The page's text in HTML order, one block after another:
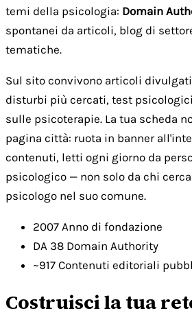
temi della psicologia: Domain
spontanei da articoli, blog di
tematiche.
Sul sito convivono articoli
disturbi più cercati, test
sulle psicoterapie. La tua scheda
pagina città: ruota in banner
contenuti, letti ogni giorno da
psicologico — non solo da chi
psicologo nel suo comune.
2007 Anno di fondazione
DA 38 Domain Authority
~917 Contenuti editoriali
Costruisci la tua